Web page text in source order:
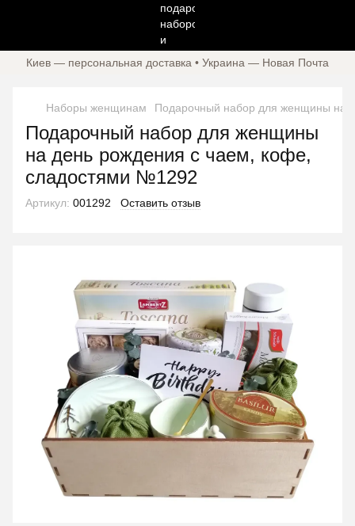
Киев — персональная доставка • Украина — Новая Почта
Наборы женщинам Подарочный набор для женщины на
Подарочный набор для женщины
на день рождения с чаем, кофе,
сладостями №1292
Артикул: 001292 Оставить отзыв